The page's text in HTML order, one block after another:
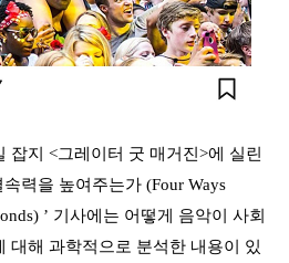
잡지 <그레이터 굿 매거진>에 실린
력을 높여주는가 (Four Ways
’ 기사에는 어떻게 음악이 사회
대해 과학적으로 분석한 내용이 있